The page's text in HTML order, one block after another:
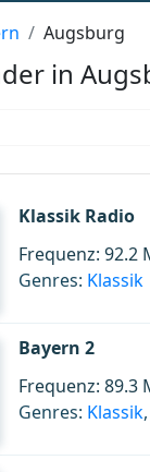
Augsburg
in
Klassik Radio
Frequenz: 92.2
Genres: Klassik
Bayern 2
Frequenz: 89.3
Genres: Klassik,